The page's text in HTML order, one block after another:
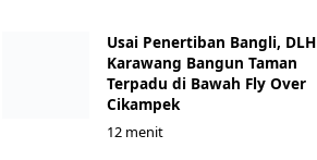
Usai Penertiban Bangli, DLH
Karawang Bangun Taman
Terpadu di Bawah Fly Over
Cikampek
12 menit